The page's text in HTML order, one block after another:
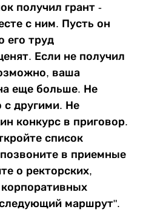
получил грант -
с ним. Пусть он
его труд
Если не получил
ваша
еще больше. Не
с другими. Не
конкурс в приговор.
список
в приемные
о ректорских,
маршрут".